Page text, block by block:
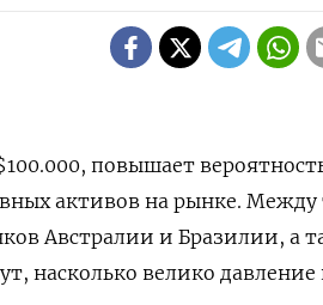
повышает
активов на рынке.
Австралии и Бразилии, а
насколько велико давление